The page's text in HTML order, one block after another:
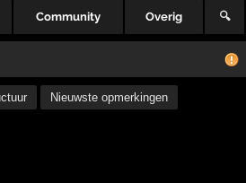
Community Overig 🔍
Nieuwste opmerkingen